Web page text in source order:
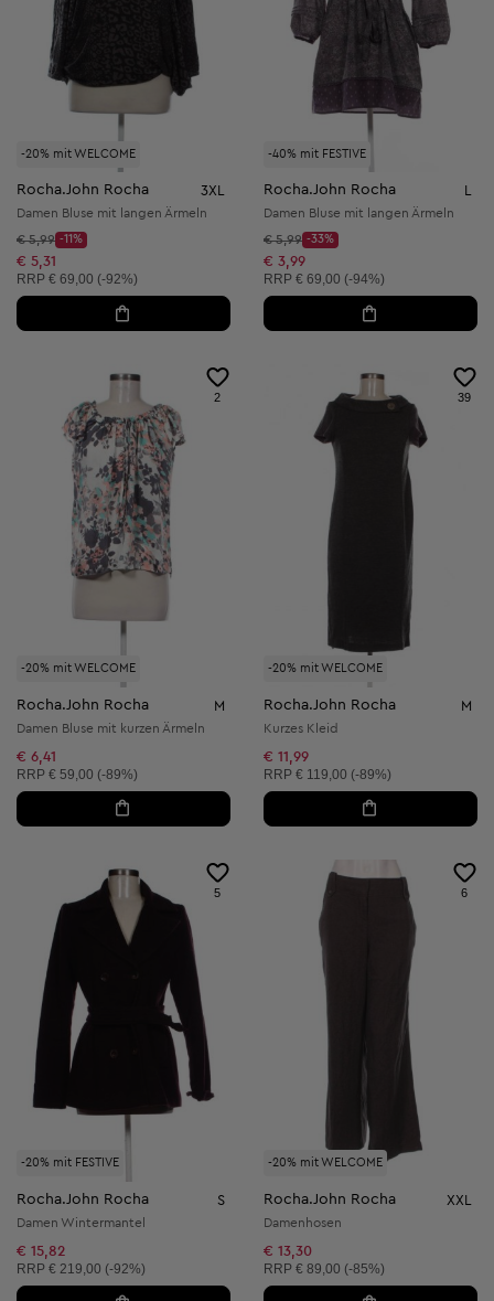
-20% mit WELCOME
Rocha.John Rocha 3XL
Damen Bluse mit langen Ärmeln
Startpreis:
€ 5,99
Discount Price:
-11%
Reduzierter Preis:
€ 5,31
Unverbindliche Preisempfehlung:
RRP € 69,00 (-92%)
-40% mit FESTIVE
Rocha.John Rocha
Damen Bluse mit langen Ärmeln
Startpreis:
€ 5,99
Discount Price:
-33%
Reduzierter Preis:
€ 3,99
Unverbindliche Preisempfehlung:
RRP € 69,00 (-94%)
-20% mit WELCOME
2
Rocha.John Rocha M
Damen Bluse mit kurzen Ärmeln
€ 6,41
Unverbindliche Preisempfehlung:
RRP € 59,00 (-89%)
-20% mit WELCOME
39
Rocha.John Rocha M
Kurzes Kleid
€ 11,99
Unverbindliche Preisempfehlung:
RRP € 119,00 (-89%)
-20% mit FESTIVE
5
Rocha.John Rocha S
Damen Wintermantel
€ 15,82
Unverbindliche Preisempfehlung:
RRP € 219,00 (-92%)
-20% mit WELCOME
6
Rocha.John Rocha XXL
Damenhosen
€ 13,30
Unverbindliche Preisempfehlung:
RRP € 89,00 (-85%)